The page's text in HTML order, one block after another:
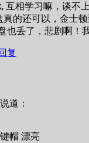
互相学习嘛，谈不
真的还可以，金士
也丢了，悲剧啊！
复
说道：
帽 漂亮